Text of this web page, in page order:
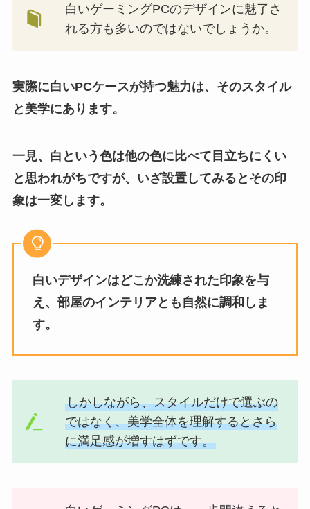
白いゲーミングPCのデザインに魅了さ
れる方も多いのではないでしょうか。
実際に白いPCケースが持つ魅力は、そのスタイル
と美学にあります。
一見、白という色は他の色に比べて目立ちにくい
と思われがちですが、いざ設置してみるとその印
象は一変します。
白いデザインはどこか洗練された印象を与
え、部屋のインテリアとも自然に調和しま
す。
しかしながら、スタイルだけで選ぶの
ではなく、美学全体を理解するとさら
に満足感が増すはずです。